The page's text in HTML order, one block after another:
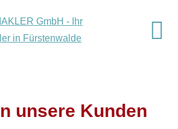
unsere Kunden